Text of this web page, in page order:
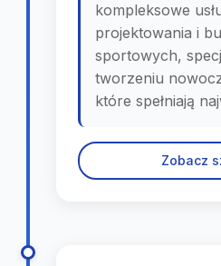
kompleksowe
projektowania i
sportowych,
tworzeniu
które spełniają
Zobacz